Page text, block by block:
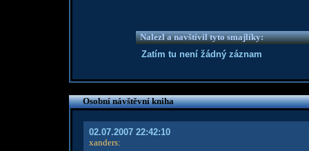
Nalezl a navštívil tyto smajlíky:
Zatím tu není žádný záznam
Osobní návštěvní kniha
02.07.2007 22:42:10
xanders: